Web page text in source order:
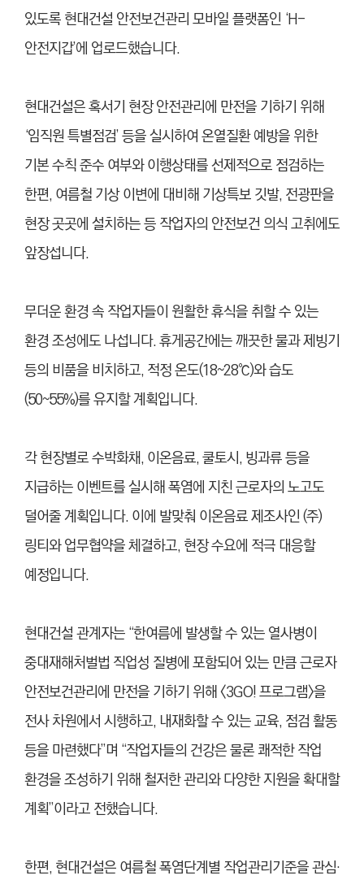
있도록 현대건설 안전보건관리 모바일 플랫폼인 ‘H-
안전지갑’에 업로드했습니다.
현대건설은 혹서기 현장 안전관리에 만전을 기하기 위해
‘임직원 특별점검’ 등을 실시하여 온열질환 예방을 위한
기본 수칙 준수 여부와 이행상태를 선제적으로 점검하는
한편, 여름철 기상 이변에 대비해 기상특보 깃발, 전광판을
현장 곳곳에 설치하는 등 작업자의 안전보건 의식 고취에도
앞장섭니다.
무더운 환경 속 작업자들이 원활한 휴식을 취할 수 있는
환경 조성에도 나섭니다. 휴게공간에는 깨끗한 물과 제빙기
등의 비품을 비치하고, 적정 온도(18~28℃)와 습도
(50~55%)를 유지할 계획입니다.
각 현장별로 수박화채, 이온음료, 쿨토시, 빙과류 등을
지급하는 이벤트를 실시해 폭염에 지친 근로자의 노고도
덜어줄 계획입니다. 이에 발맞춰 이온음료 제조사인 (주)
링티와 업무협약을 체결하고, 현장 수요에 적극 대응할
예정입니다.
현대건설 관계자는 “한여름에 발생할 수 있는 열사병이
중대재해처벌법 직업성 질병에 포함되어 있는 만큼 근로자
안전보건관리에 만전을 기하기 위해 <3GO! 프로그램>을
전사 차원에서 시행하고, 내재화할 수 있는 교육, 점검 활동
등을 마련했다”며 “작업자들의 건강은 물론 쾌적한 작업
환경을 조성하기 위해 철저한 관리와 다양한 지원을 확대할
계획”이라고 전했습니다.
한편, 현대건설은 여름철 폭염단계별 작업관리기준을 관심·